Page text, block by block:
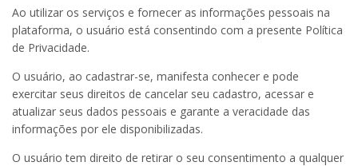
Ao utilizar os serviços e fornecer as informações pessoais na
plataforma, o usuário está consentindo com a presente Política
de Privacidade.
O usuário, ao cadastrar-se, manifesta conhecer e pode
exercitar seus direitos de cancelar seu cadastro, acessar e
atualizar seus dados pessoais e garante a veracidade das
informações por ele disponibilizadas.
O usuário tem direito de retirar o seu consentimento a qualquer